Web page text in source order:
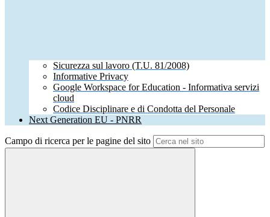
Sicurezza sul lavoro (T.U. 81/2008)
Informative Privacy
Google Workspace for Education - Informativa servizi
cloud
Codice Disciplinare e di Condotta del Personale
Next Generation EU - PNRR
Campo di ricerca per le pagine del sito